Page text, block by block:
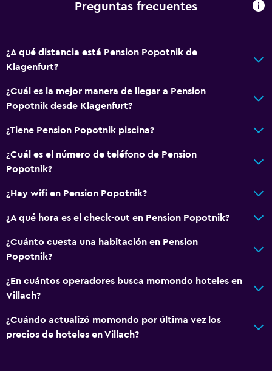
Preguntas frecuentes
¿A qué distancia está Pension Popotnik de
Klagenfurt?
¿Cuál es la mejor manera de llegar a Pension
Popotnik desde Klagenfurt?
¿Tiene Pension Popotnik piscina?
¿Cuál es el número de teléfono de Pension
Popotnik?
¿Hay wifi en Pension Popotnik?
¿A qué hora es el check-out en Pension Popotnik?
¿Cuánto cuesta una habitación en Pension
Popotnik?
¿En cuántos operadores busca momondo hoteles en
Villach?
¿Cuándo actualizó momondo por última vez los
precios de hoteles en Villach?